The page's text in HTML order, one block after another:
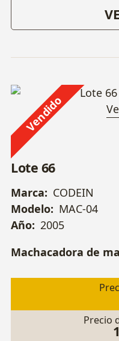
Vendido
Lote 66
Marca: CODEIN
Modelo: MAC-04
Año: 2005
Machacadora de
Precio